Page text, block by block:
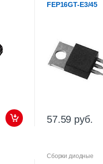
FEP16GT-E3/45
57.59 руб.
Сборки диодные